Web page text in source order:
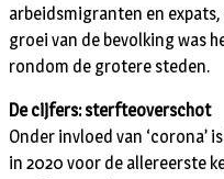
arbeidsmigranten en
groei van de bevolking was
rondom de grotere steden.
De cijfers: sterfteoverschot
Onder invloed van ‘corona’
in 2020 voor de allereerste